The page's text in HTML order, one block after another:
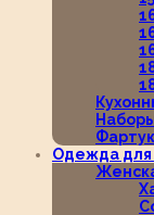
Одежда